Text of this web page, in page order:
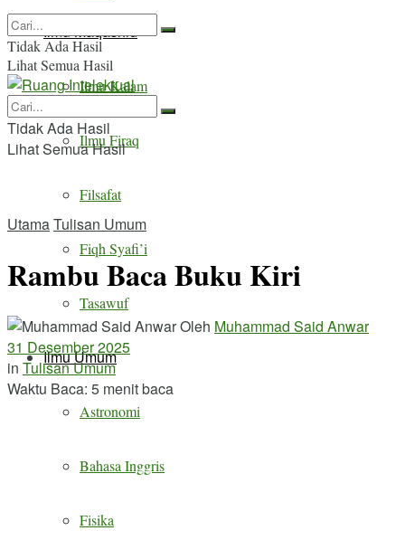
Ilmu Maqashid
Ilmu Kalam
Ilmu Firaq
Filsafat
Fiqh Syafi’i
Tasawuf
Ilmu Umum
Astronomi
Bahasa Inggris
Fisika
Tidak Ada Hasil
Lihat Semua Hasil
Tidak Ada Hasil
Lihat Semua Hasil
UtamaTulisan Umum
Rambu Baca Buku Kiri
Oleh Muhammad Said Anwar
31 Desember 2025
in Tulisan Umum
Waktu Baca: 5 menit baca